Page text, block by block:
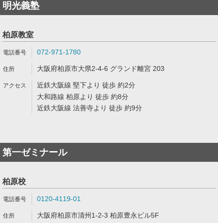
明光義塾
柏原教室
072-971-1780
大阪府柏原市大県2-4-6 グランド離宮 203
近鉄大阪線 堅下より 徒歩 約2分
大和路線 柏原より 徒歩 約8分
近鉄大阪線 法善寺より 徒歩 約9分
第一ゼミナール
柏原校
0120-4119-01
大阪府柏原市清州1-2-3 柏原豊永ビル5F